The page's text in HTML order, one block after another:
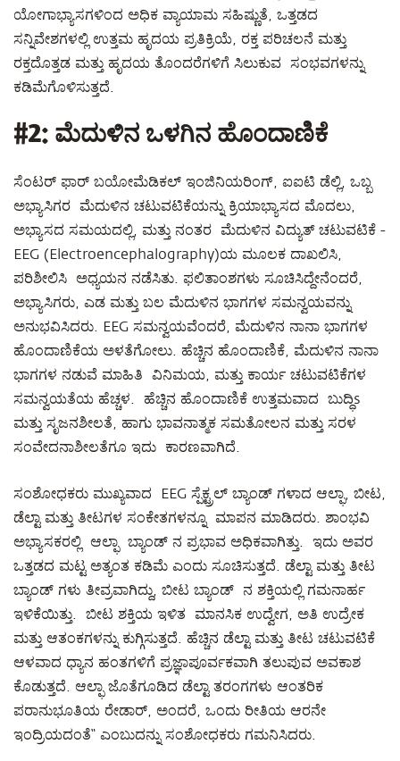
ಯೋಗಾಭ್ಯಾಸಗಳಿಂದ ಅಧಿಕ ವ್ಯಾಯಾಮ ಸಹಿಷ್ಣುತೆ, ಒತ್ತಡದ
ಸನ್ನಿವೇಶಗಳಲ್ಲಿ ಉತ್ತಮ ಹೃದಯ ಪ್ರತಿಕ್ರಿಯೆ, ರಕ್ತ ಪರಿಚಲನೆ ಮತ್ತು
ರಕ್ತದೊತ್ತಡ ಮತ್ತು ಹೃದಯ ತೊಂದರೆಗಳಿಗೆ ಸಿಲುಕುವ ಸಂಭವಗಳನ್ನು
ಕಡಿಮೆಗೊಳಿಸುತ್ತದೆ.
#2: ಮೆದುಳಿನ ಒಳಗಿನ ಹೊಂದಾಣಿಕೆ
ಸೆಂಟರ್ ಫಾರ್ ಬಯೋಮೆಡಿಕಲ್ ಇಂಜಿನಿಯರಿಂಗ್, ಐಐಟಿ ಡೆಲ್ಲಿ, ಒಬ್ಬ
ಅಭ್ಯಾಸಿಗರ ಮೆದುಳಿನ ಚಟುವಟಿಕೆಯನ್ನು ಕ್ರಿಯಾಭ್ಯಾಸದ ಮೊದಲು,
ಅಭ್ಯಾಸದ ಸಮಯದಲ್ಲಿ, ಮತ್ತು ನಂತರ ಮೆದುಳಿನ ವಿದ್ಯುತ್ ಚಟುವಟಿಕೆ -
EEG (Electroencephalography)ಯ ಮೂಲಕ ದಾಖಲಿಸಿ,
ಪರಿಶೀಲಿಸಿ ಅಧ್ಯಯನ ನಡೆಸಿತು. ಫಲಿತಾಂಶಗಳು ಸೂಚಿಸಿದ್ದೇನೆಂದರೆ,
ಅಭ್ಯಾಸಿಗರು, ಎಡ ಮತ್ತು ಬಲ ಮೆದುಳಿನ ಭಾಗಗಳ ಸಮನ್ವಯವನ್ನು
ಅನುಭವಿಸಿದರು. EEG ಸಮನ್ವಯವೆಂದರೆ, ಮೆದುಳಿನ ನಾನಾ ಭಾಗಗಳ
ಹೊಂದಾಣಿಕೆಯ ಅಳತೆಗೋಲು. ಹೆಚ್ಚಿನ ಹೊಂದಾಣಿಕೆ, ಮೆದುಳಿನ ನಾನಾ
ಭಾಗಗಳ ನಡುವೆ ಮಾಹಿತಿ ವಿನಿಮಯ, ಮತ್ತು ಕಾರ್ಯ ಚಟುವಟಿಕೆಗಳ
ಸಮನ್ವಯತೆಯ ಹೆಚ್ಚಳ. ಹೆಚ್ಚಿನ ಹೊಂದಾಣಿಕೆ ಉತ್ತಮವಾದ ಬುದ್ಧಿs
ಮತ್ತು ಸೃಜನಶೀಲತೆ, ಹಾಗು ಭಾವನಾತ್ಮಕ ಸಮತೋಲನ ಮತ್ತು ಸರಳ
ಸಂವೇದನಾಶೀಲತೆಗೂ ಇದು ಕಾರಣವಾಗಿದೆ.
ಸಂಶೋಧಕರು ಮುಖ್ಯವಾದ EEG ಸ್ಪೆಕ್ಟ್ರಲ್ ಬ್ಯಾಂಡ್ ಗಳಾದ ಆಲ್ಫಾ, ಬೀಟ,
ಡೆಲ್ಟಾ ಮತ್ತು ತೀಟಗಳ ಸಂಕೇತಗಳನ್ನೂ ಮಾಪನ ಮಾಡಿದರು. ಶಾಂಭವಿ
ಅಭ್ಯಾಸಕರಲ್ಲಿ ಆಲ್ಫಾ ಬ್ಯಾಂಡ್ ನ ಪ್ರಭಾವ ಅಧಿಕವಾಗಿತ್ತು. ಇದು ಅವರ
ಒತ್ತಡದ ಮಟ್ಟ ಅತ್ಯಂತ ಕಡಿಮೆ ಎಂದು ಸೂಚಿಸುತ್ತದೆ. ಡೆಲ್ಟಾ ಮತ್ತು ತೀಟ
ಬ್ಯಾಂಡ್ ಗಳು ತೀವ್ರವಾಗಿದ್ದು, ಬೀಟ ಬ್ಯಾಂಡ್ ನ ಶಕ್ತಿಯಲ್ಲಿ ಗಮನಾರ್ಹ
ಇಳಿಕೆಯಿತ್ತು. ಬೀಟ ಶಕ್ತಿಯ ಇಳಿತ ಮಾನಸಿಕ ಉದ್ವೇಗ, ಅತಿ ಉದ್ರೇಕ
ಮತ್ತು ಆತಂಕಗಳನ್ನು ಕುಗ್ಗಿಸುತ್ತದೆ. ಹೆಚ್ಚಿನ ಡೆಲ್ಟಾ ಮತ್ತು ತೀಟ ಚಟುವಟಿಕೆ
ಆಳವಾದ ಧ್ಯಾನ ಹಂತಗಳಿಗೆ ಪ್ರಜ್ಞಾಪೂರ್ವಕವಾಗಿ ತಲುಪುವ ಅವಕಾಶ
ಕೊಡುತ್ತದೆ. ಆಲ್ಫಾ ಜೊತೆಗೂಡಿದ ಡೆಲ್ಟಾ ತರಂಗಗಳು ಆಂತರಿಕ
ಪರಾನುಭೂತಿಯ ರೇಡಾರ್, ಅಂದರೆ, ಒಂದು ರೀತಿಯ ಆರನೇ
ಇಂದ್ರಿಯದಂತೆ“ ಎಂಬುದನ್ನು ಸಂಶೋಧಕರು ಗಮನಿಸಿದರು.